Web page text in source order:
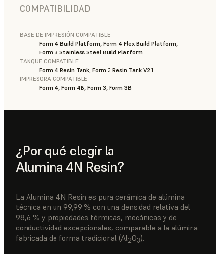
COMPATIBILIDAD
BASE DE IMPRESIÓN COMPATIBLE
Form 4 Build Platform, Form 4 Flex Build Platform,
Form 3 Stainless Steel Build Platform
TANQUE COMPATIBLE
Form 4 Resin Tank, Form 3 Resin Tank V2.1
IMPRESORA COMPATIBLE
Form 4, Form 4B, Form 3, Form 3B
¿Por qué elegir la
Alumina 4N Resin?
La Alumina 4N Resin es pura cerámica de alúmina
técnica en un 99,99 % con una densidad relativa del
98,6 % y propiedades térmicas, mecánicas y de
conductividad excepcionales, comparable a la alúmina
fabricada de forma tradicional (Al2O3).